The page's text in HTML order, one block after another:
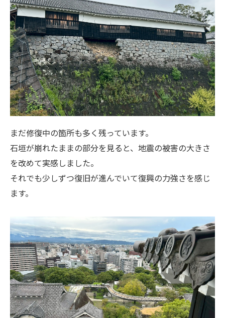
まだ修復中の箇所も多く残っています。
石垣が崩れたままの部分を見ると、地震の被害の大きさ
を改めて実感しました。
それでも少しずつ復旧が進んでいて復興の力強さを感じ
ます。